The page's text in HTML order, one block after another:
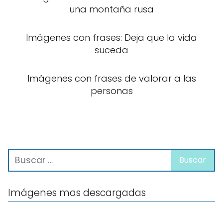
una montaña rusa
Imágenes con frases: Deja que la vida
suceda
Imágenes con frases de valorar a las
personas
Imágenes mas descargadas